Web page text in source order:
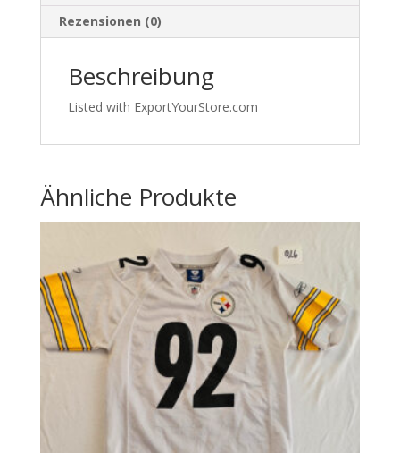
Rezensionen (0)
Beschreibung
Listed with ExportYourStore.com
Ähnliche Produkte